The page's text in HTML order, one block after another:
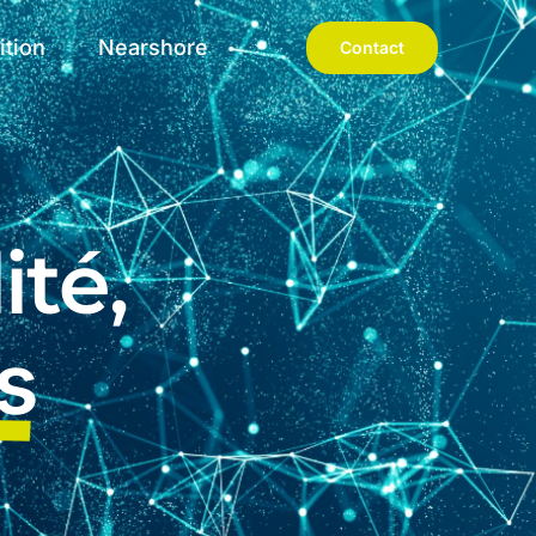
Nearshore Contact